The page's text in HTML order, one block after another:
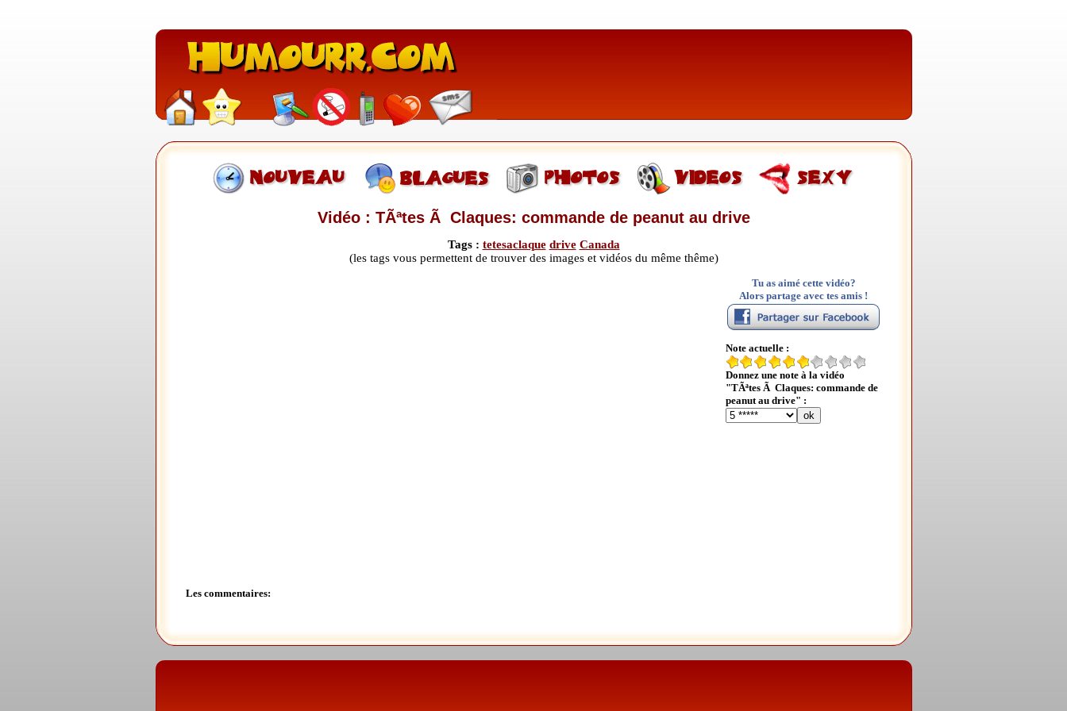
Vidéo : TÃªtes Ã Claques: commande de peanut au drive
Tags : tetesaclaque drive Canada
(les tags vous permettent de trouver des images et vidéos du même thême)
Tu as aimé cette vidéo?
Alors partage avec tes amis !
Note actuelle :
Donnez une note à la vidéo
"TÃªtes Ã Claques: commande de
peanut au drive" :
Les commentaires: